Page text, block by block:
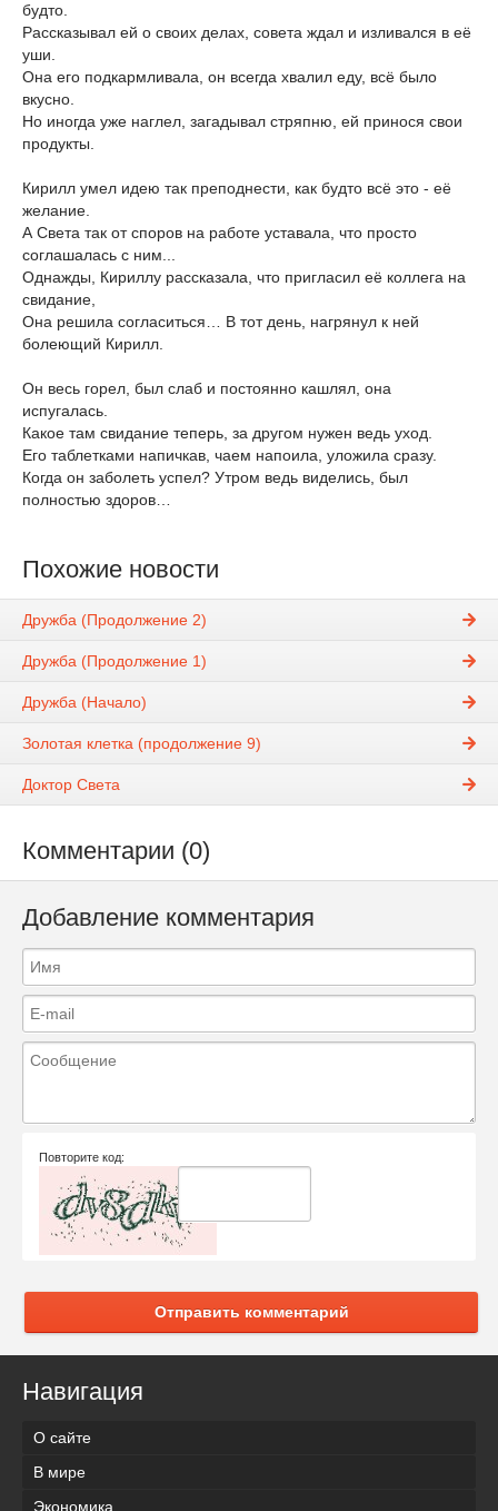
будто.
Рассказывал ей о своих делах, совета ждал и изливался в её
уши.
Она его подкармливала, он всегда хвалил еду, всё было
вкусно.
Но иногда уже наглел, загадывал стряпню, ей принося свои
продукты.
Кирилл умел идею так преподнести, как будто всё это - её
желание.
А Света так от споров на работе уставала, что просто
соглашалась с ним...
Однажды, Кириллу рассказала, что пригласил её коллега на
свидание,
Она решила согласиться… В тот день, нагрянул к ней
болеющий Кирилл.
Он весь горел, был слаб и постоянно кашлял, она
испугалась.
Какое там свидание теперь, за другом нужен ведь уход.
Его таблетками напичкав, чаем напоила, уложила сразу.
Когда он заболеть успел? Утром ведь виделись, был
полностью здоров…
Похожие новости
Дружба (Продолжение 2)
Дружба (Продолжение 1)
Дружба (Начало)
Золотая клетка (продолжение 9)
Доктор Света
Комментарии (0)
Добавление комментария
Повторите код:
Отправить комментарий
Навигация
О сайте
В мире
Экономика